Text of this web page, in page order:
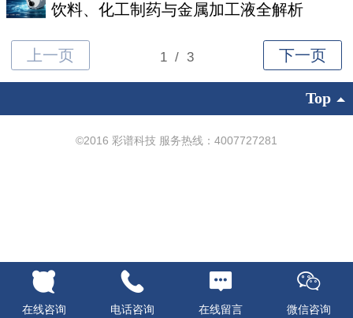
饮料、化工制药与金属加工液全解析
Top
©2016 彩谱科技 服务热线：4007727281
在线咨询 电话咨询 在线留言 微信咨询